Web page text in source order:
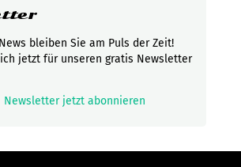
bleiben Sie am Puls der Zeit!
jetzt für unseren gratis Newsletter
Newsletter jetzt abonnieren